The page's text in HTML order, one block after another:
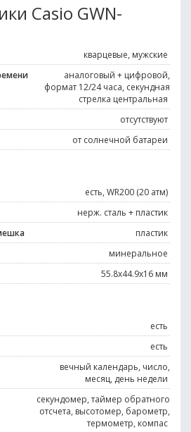
Casio GWN-
кварцевые, мужские
аналоговый + цифровой,
формат 12/24 часа, секундная
стрелка центральная
отсутствуют
от солнечной батареи
есть, WR200 (20 атм)
нерж. сталь + пластик
пластик
минеральное
55.8x44.9x16 мм
есть
есть
вечный календарь, число,
месяц, день недели
секундомер, таймер обратного
отсчета, высотомер, барометр,
термометр, компас